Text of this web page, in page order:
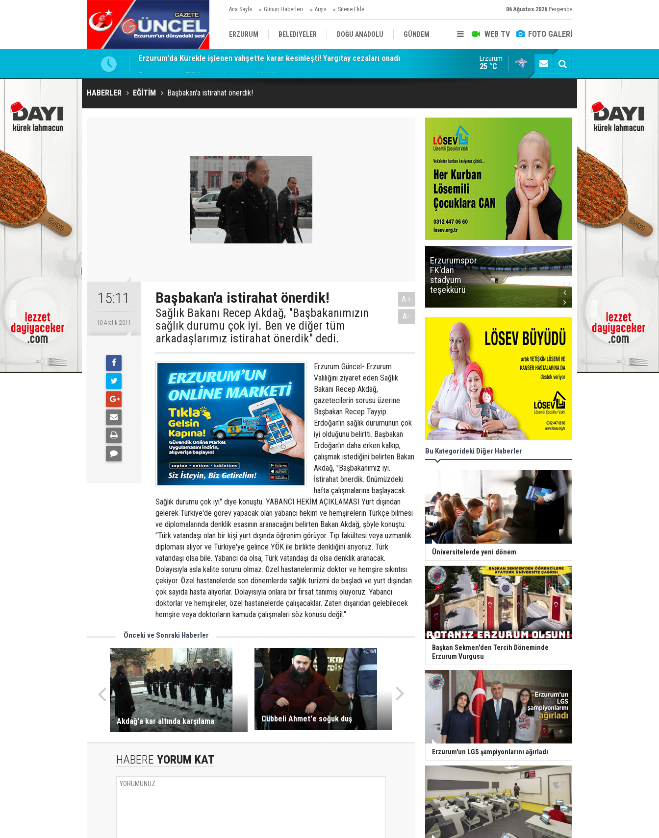
Ana Sayfa Günün Haberleri Arşiv Sitene Ekle 06 Ağustos 2026 Perşembe
WEB TV FOTO GALERİ
ERZURUM BELEDİYELER DOĞU ANADOLU GÜNDEM
SİYASET AFAD/ SAVAŞ SPOR
KÜLTÜR/SANAT//MAĞAZİN
Erzurumspor FK'dan stadyum teşekkürü Erzurum dâhil Çok Sayıda İlde Uyuşturucuya Darbe
Erzurum
25 °C
HABERLER EĞİTİM Başbakan'a istirahat önerdik!
15:11
10 Aralık 2011
Başbakan'a istirahat önerdik!
Sağlık Bakanı Recep Akdağ, "Başbakanımızın
sağlık durumu çok iyi. Ben ve diğer tüm
arkadaşlarımız istirahat önerdik" dedi.
A+
A-
Erzurum Güncel- Erzurum
Valiliğini ziyaret eden Sağlık
Bakanı Recep Akdağ,
gazetecilerin sorusu üzerine
Başbakan Recep Tayyip
Erdoğan'ın sağlık durumunun çok
iyi olduğunu belirtti. Başbakan
Erdoğan'ın daha erken kalkıp,
çalışmak istediğini belirten Bakan
Akdağ, "Başbakanımız iyi.
İstirahat önerdik. Önümüzdeki
hafta çalışmalarına başlayacak.
Sağlık durumu çok iyi" diye konuştu. YABANCI HEKİM AÇIKLAMASI Yurt dışından
gelerek Türkiye'de görev yapacak olan yabancı hekim ve hemşirelerin Türkçe bilmesi
ve diplomalarında denklik esasının aranacağını belirten Bakan Akdağ, şöyle konuştu:
"Türk vatandaşı olan bir kişi yurt dışında öğrenim görüyor. Tıp fakültesi veya uzmanlık
diploması alıyor ve Türkiye'ye gelince YÖK ile birlikte denkliğini arıyoruz. Türk
vatandaşı olsa bile. Yabancı da olsa, Türk vatandaşı da olsa denklik aranacak.
Dolayısıyla asla kalite sorunu olmaz. Özel hastanelerimiz doktor ve hemşire sıkıntısı
çekiyor. Özel hastanelerde son dönemlerde sağlık turizmi de başladı ve yurt dışından
çok sayıda hasta alıyorlar. Dolayısıyla onlara bir fırsat tanımış oluyoruz. Yabancı
doktorlar ve hemşireler, özel hastanelerde çalışacaklar. Zaten dışarıdan gelebilecek
hemşire veya doktorların kamuda çalışmaları söz konusu değil."
Önceki ve Sonraki Haberler
Akdağ'a kar altında karşılama Cübbeli Ahmet'e soğuk duş
HABERE YORUM KAT
Erzurumspor
FK'dan
stadyum
teşekkürü
Belediye
Başkanı servet
değerinde
Salah forması
aldı
Bu Kategorideki Diğer Haberler
Üniversitelerde yeni dönem
Başkan Sekmen'den Tercih Döneminde
Erzurum Vurgusu
Erzurum'un LGS şampiyonlarını ağırladı